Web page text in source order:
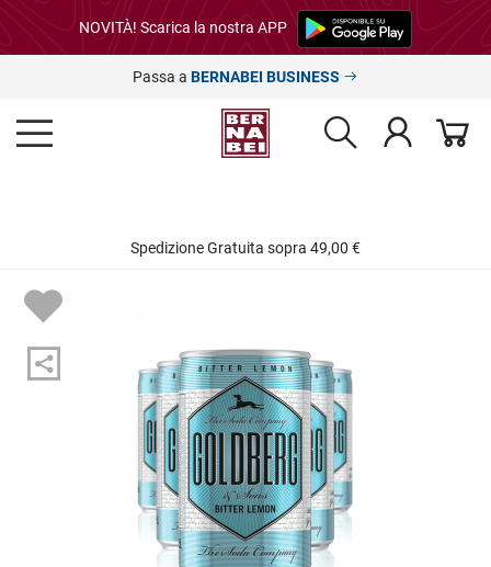
NOVITÀ! Scarica la nostra APP
Passa a BERNABEI BUSINESS
Spedizione Gratuita sopra 49,00 €